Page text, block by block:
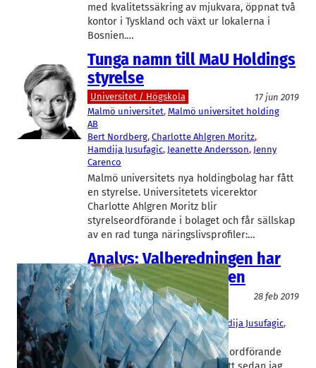
med kvalitetssäkring av mjukvara, öppnat två
kontor i Tyskland och växt ur lokalerna i
Bosnien.…
Tunga namn till MaU Holdings
styrelse
Universitet / Högskola
17 jun 2019
Malmö universitet, Malmö universitet holding
AB
Bert Nordberg, Charlotte Ahlgren Moritz
Hamdija Jusufagic, Jeanette Andersson, Jenny
Carenco
Malmö universitets nya holdingbolag har fått
en styrelse. Universitetets vicerektor
Charlotte Ahlgren Moritz blir
styrelseordförande i bolaget och får sällskap
av en rad tunga näringslivsprofiler:…
Analys: Valberedningen har
blivit valbeställningen
Special
28 feb 2019
Malmö FF
Carina Brorman, Eva Östling, Hamdija Jusufagic
Tanja Jibrandt
Kort sagt: Malmö FF:s val av ny ordförande